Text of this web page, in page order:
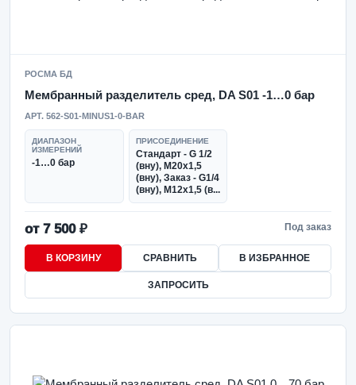
РОСМА БД
Мембранный разделитель сред, DA S01 -1…0 бар
АРТ. 562-S01-MINUS1-0-BAR
ДИАПАЗОН
ИЗМЕРЕНИЙ
-1…0 бар
ПРИСОЕДИНЕНИЕ
Стандарт - G 1/2
(вну), М20х1,5
(вну), Заказ - G1/4
(вну), М12х1,5 (в...
от 7 500 ₽ Под заказ
В КОРЗИНУ СРАВНИТЬ В ИЗБРАННОЕ
ЗАПРОСИТЬ